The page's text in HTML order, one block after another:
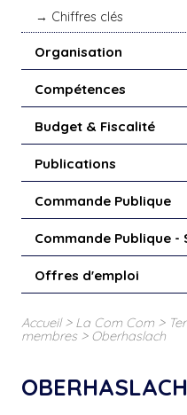
Chiffres clés
Organisation
Compétences
Budget & Fiscalité
Publications
Commande Publique
Commande Publique -
Offres d'emploi
Accueil> La Com Com>
membres> Oberhaslach
OBERHASLACH